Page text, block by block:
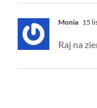
Monia 15
Raj na